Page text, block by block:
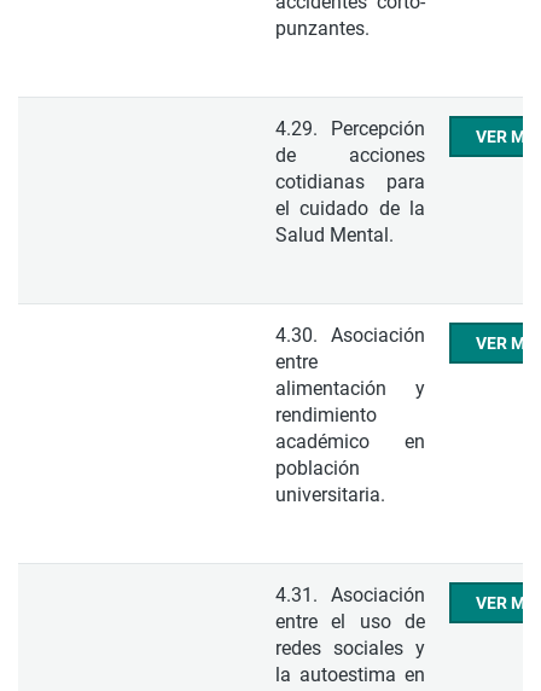
punzantes.
4.29. Percepción
de acciones
cotidianas para
el cuidado de la
Salud Mental.
VER
4.30. Asociación
entre
alimentación y
rendimiento
académico en
población
universitaria.
VER
4.31. Asociación
entre el uso de
redes sociales y
la autoestima en
VER